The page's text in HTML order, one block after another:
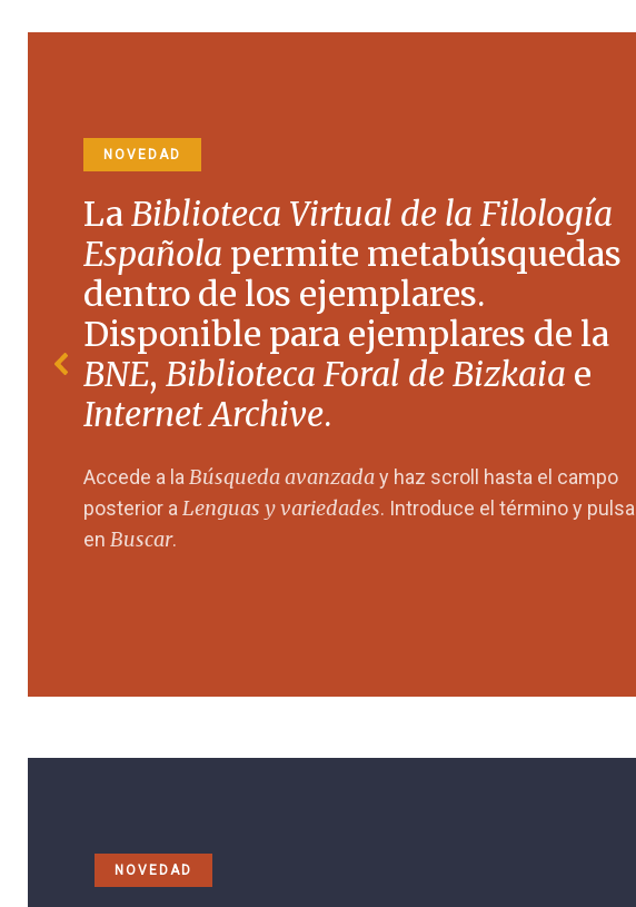
NOVEDAD
LaBiblioteca Virtual de la Filología
Española permite metabúsquedas
dentro de los ejemplares.
Disponible para ejemplares de la
BNE, Biblioteca Foral de Bizkaia e
Internet Archive.
Accede a laBúsqueda avanzaday haz scroll hasta el campo
posterior aLenguas y variedades. Introduce el término y pulsa
en Buscar.
NOVEDAD